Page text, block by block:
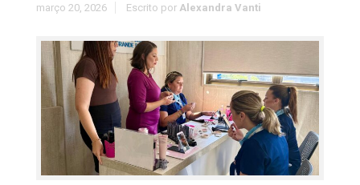
março 20, 2026 Escrito por Alexandra Vanti